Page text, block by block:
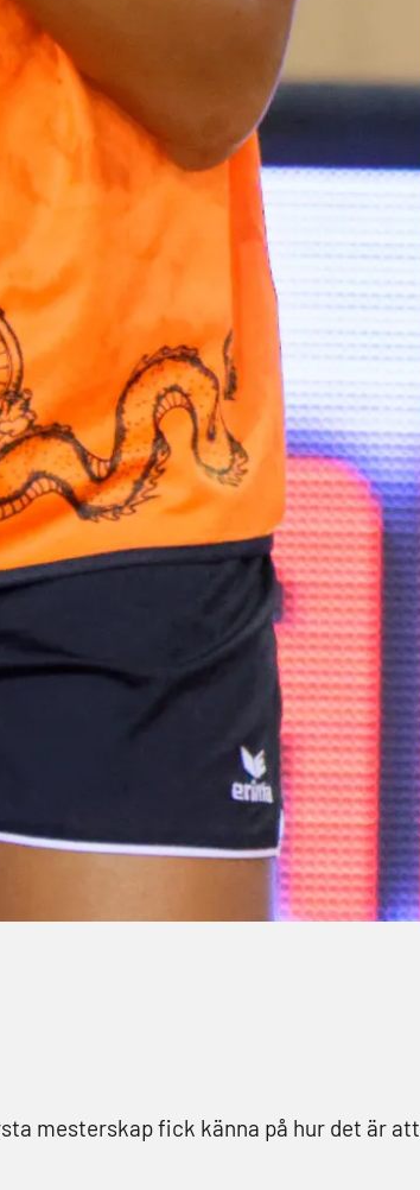
mesterskap fick känna på hur det är att